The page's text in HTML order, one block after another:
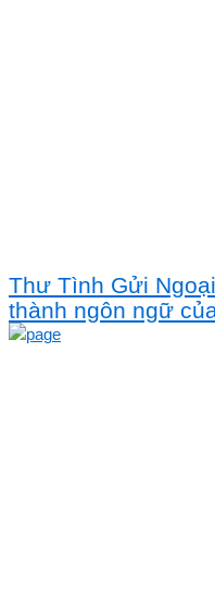
Thư Tình Gửi
thành ngôn ngữ